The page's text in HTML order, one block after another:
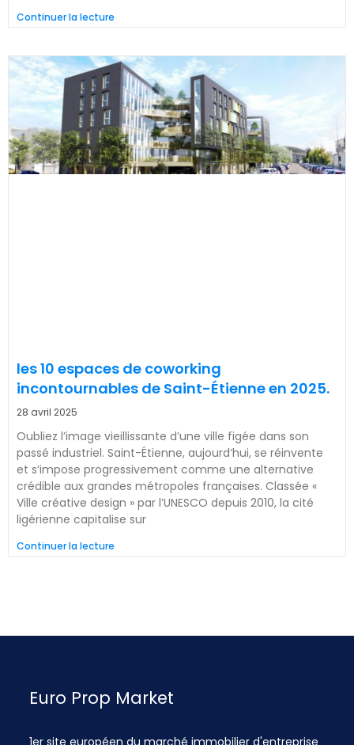
Continuer la lecture
les 10 espaces de coworking
incontournables de Saint-Étienne en 2025.
28 avril 2025
Oubliez l’image vieillissante d’une ville figée dans son
passé industriel. Saint-Étienne, aujourd’hui, se réinvente
et s’impose progressivement comme une alternative
crédible aux grandes métropoles françaises. Classée «
Ville créative design » par l’UNESCO depuis 2010, la cité
ligérienne capitalise sur
Continuer la lecture
Euro Prop Market